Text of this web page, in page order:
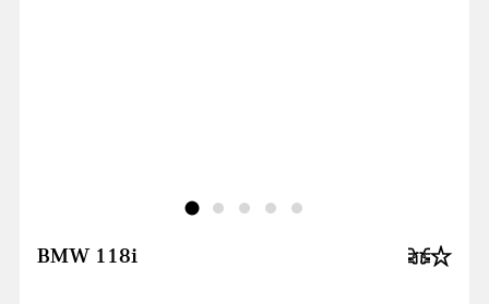
BMW 118i